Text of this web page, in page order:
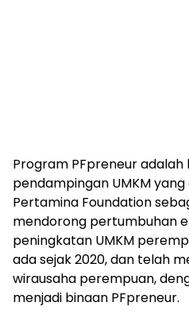
Program PFpreneur
pendampingan UMKM
Pertamina Foundation
mendorong pertumbuhan
peningkatan UMKM
ada sejak 2020, dan telah
wirausaha perempuan,
menjadi binaan PFpreneur.